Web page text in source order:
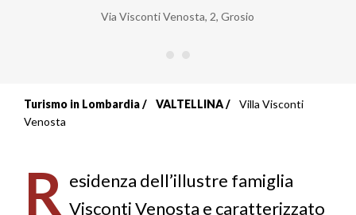
Via Visconti Venosta, 2, Grosio
Briciole
pane
Turismo in Lombardia VALTELLINA
Villa Visconti
Venosta
R esidenza dell’illustre famiglia
Visconti Venosta e caratterizzato